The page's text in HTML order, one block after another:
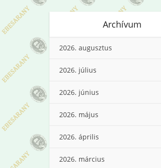
Archívum
2026. augusztus
2026. július
2026. június
2026. május
2026. április
2026. március